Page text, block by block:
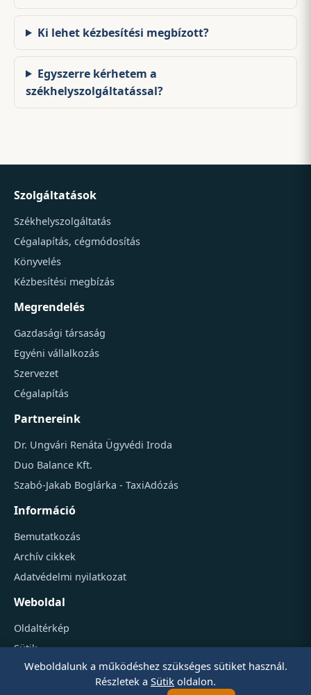
Ki lehet kézbesítési megbízott?
Egyszerre kérhetem a
székhelyszolgáltatással?
Szolgáltatások
Székhelyszolgáltatás
Cégalapítás, cégmódosítás
Könyvelés
Kézbesítési megbízás
Megrendelés
Gazdasági társaság
Egyéni vállalkozás
Szervezet
Cégalapítás
Partnereink
Dr. Ungvári Renáta Ügyvédi Iroda
Duo Balance Kft.
Szabó-Jakab Boglárka - TaxiAdózás
Információ
Bemutatkozás
Archív cikkek
Adatvédelmi nyilatkozat
Weboldal
Oldaltérkép
Sütik
Weboldalunk a működéshez szükséges sütiket használ.
Részletek a Sütik oldalon.